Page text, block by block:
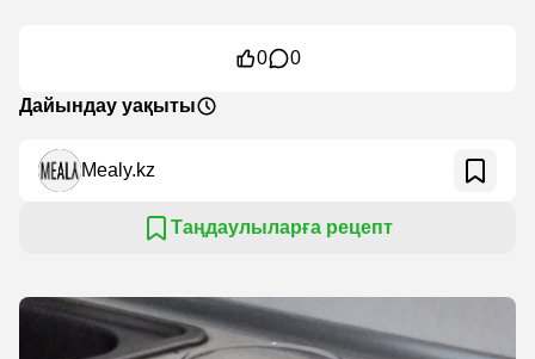
0 0
Дайындау уақыты
Mealy.kz
Таңдаулыларға рецепт